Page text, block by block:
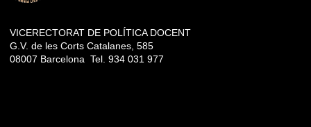
VICERECTORAT DE POLÍTICA DOCENT
G.V. de les Corts Catalanes, 585
08007 Barcelona Tel. 934 031 977